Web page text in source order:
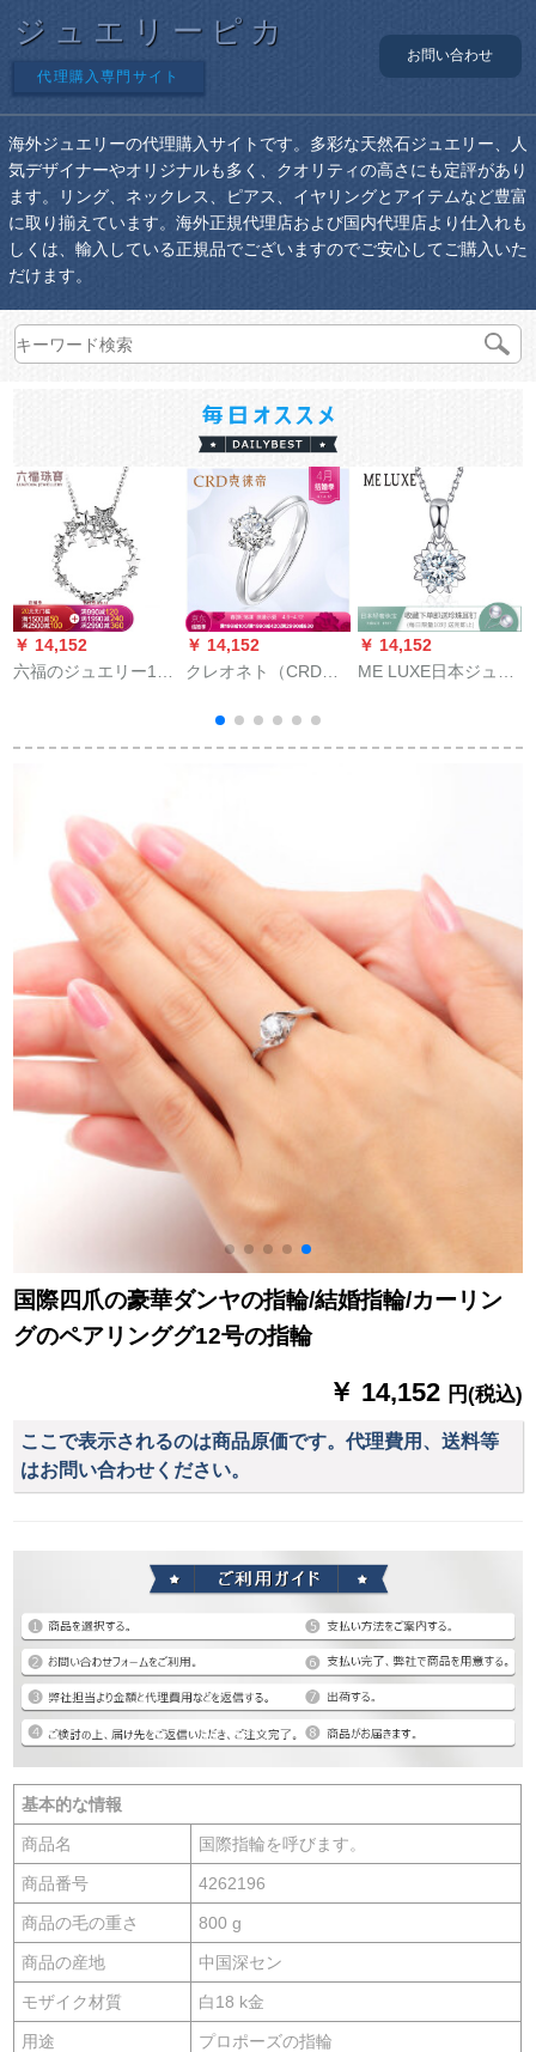
ジュエリーピカ
代理購入専門サイト
お問い合わせ
海外ジュエリーの代理購入サイトです。多彩な天然石ジュエリー、人
気デザイナーやオリジナルも多く、クオリティの高さにも定評があり
ます。リング、ネックレス、ピアス、イヤリングとアイテムなど豊富
に取り揃えています。海外正規代理店および国内代理店より仕入れも
しくは、輸入している正規品でございますのでご安心してご購入いた
だけます。
￥ 14,152
六福のジュエリー18
のチゼルを动かしま
￥ 14,152
クレオネト（CRD）
ダイヤの指轮の女性
プラチナ结婚指轮は6
￥ 14,152
ME LUXE日本ジュエ
ンペロンダ/クラット
国際四爪の豪華ダンヤの指輪/結婚指輪/カーリン
グのペアリンググ12号の指輪
￥ 14,152 円(税込)
ここで表示されるのは商品原価です。代理費用、送料等
はお問い合わせください。
基本的な情報
商品名 国際指輪を呼びます。
商品番号 4262196
商品の毛の重さ 800 g
商品の産地 中国深セン
モザイク材質 白18 k金
用途 プロポーズの指輪